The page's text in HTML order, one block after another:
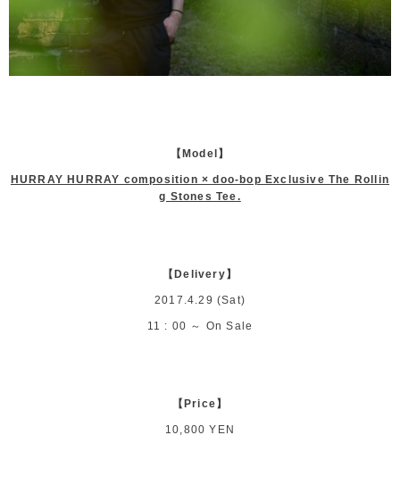
【Model】
HURRAY HURRAY composition × doo-bop Exclusive The Rollin
g Stones Tee.
【Delivery】
2017.4.29 (Sat)
11 : 00 ～ On Sale
【Price】
10,800 YEN